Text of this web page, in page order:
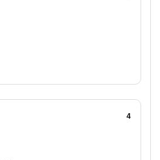
4